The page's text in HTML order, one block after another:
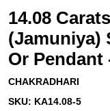
14.08
(Jamuniya)
Or Pendant -
CHAKRADHARI
SKU: KA14.08-5